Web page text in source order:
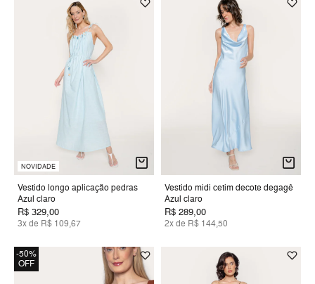
NOVIDADE
Vestido longo aplicação pedras
Azul claro
R$ 329,00
3x de R$ 109,67
Vestido midi cetim decote degagê
Azul claro
R$ 289,00
2x de R$ 144,50
-50%
OFF